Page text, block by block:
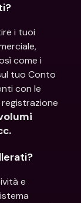
i tuoi
come i
tuo Conto
con le
e